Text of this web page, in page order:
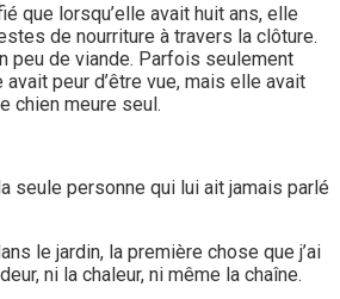
que lorsqu’elle avait huit ans, elle
de nourriture à travers la clôture.
peu de viande. Parfois seulement
peur d’être vue, mais elle avait
chien meure seul.
seule personne qui lui ait jamais parlé
le jardin, la première chose que j’ai
ni la chaleur, ni même la chaîne.